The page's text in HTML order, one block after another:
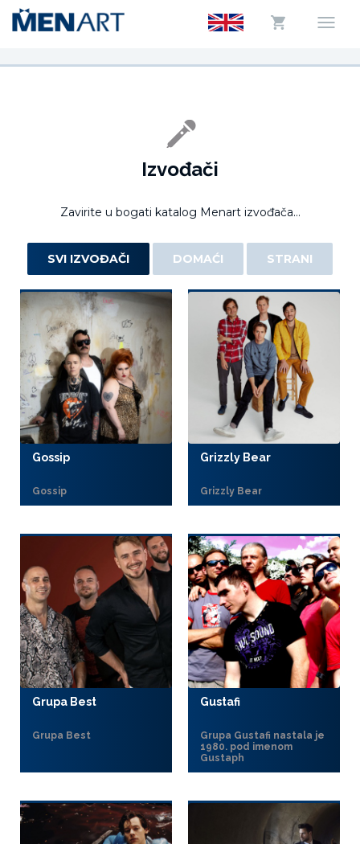
Izvođači
Zavirite u bogati katalog Menart izvođača...
SVI IZVOĐAČI DOMAĆI STRANI
Gossip
Gossip
Grizzly Bear
Grizzly Bear
Grupa Best
Grupa Best
Gustafi
Grupa Gustafi nastala je
1980. pod imenom
Gustaph